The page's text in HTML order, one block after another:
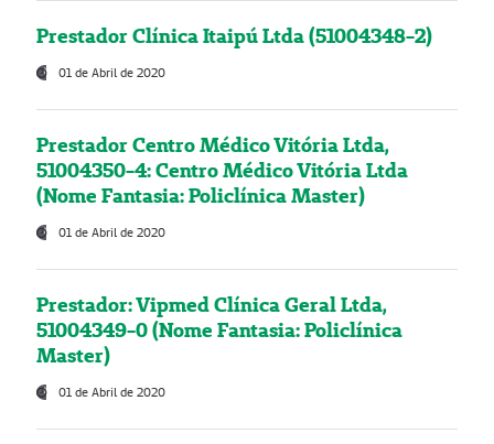
Prestador Clínica Itaipú Ltda (51004348-2)
01 de Abril de 2020
Prestador Centro Médico Vitória Ltda,
51004350-4: Centro Médico Vitória Ltda
(Nome Fantasia: Policlínica Master)
01 de Abril de 2020
Prestador: Vipmed Clínica Geral Ltda,
51004349-0 (Nome Fantasia: Policlínica
Master)
01 de Abril de 2020